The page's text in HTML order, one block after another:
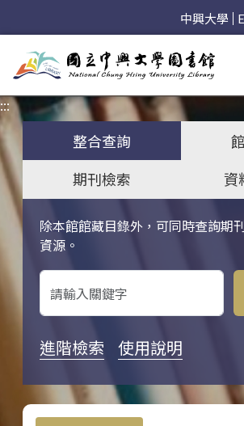
中興大學
:::
整合查詢
期刊檢索
資
除本館館藏目錄外，可同時查詢期
資源。
關鍵字搜尋
進階檢索 使用說明